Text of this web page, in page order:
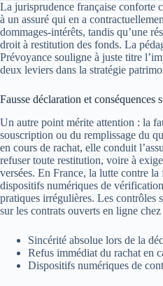
La jurisprudence française conforte
à un assuré qui en a
dommages-intérêts, tandis qu’une
droit à restitution des fonds. La
Prévoyance souligne à juste titre
deux leviers dans la stratégie
Fausse déclaration et conséquences
Un autre point mérite attention : la
souscription ou du remplissage du
en cours de rachat, elle conduit
refuser toute restitution, voire à
versées. En France, la lutte contre
dispositifs numériques de
pratiques irrégulières. Les contrôles
sur les contrats ouverts en ligne
Sincérité absolue lors de la
Refus immédiat du rachat en
Dispositifs numériques de